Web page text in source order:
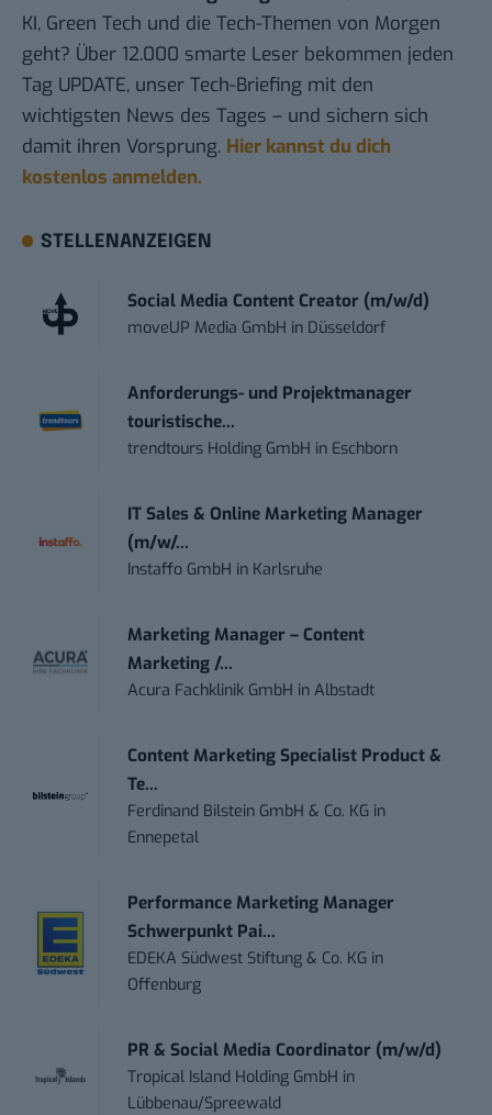
KI, Green Tech und die Tech-Themen von Morgen
geht? Über 12.000 smarte Leser bekommen jeden
Tag UPDATE, unser Tech-Briefing mit den
wichtigsten News des Tages – und sichern sich
damit ihren Vorsprung. Hier kannst du dich
kostenlos anmelden.
STELLENANZEIGEN
Social Media Content Creator (m/w/d)
moveUP Media GmbH in Düsseldorf
Anforderungs- und Projektmanager
touristische...
trendtours Holding GmbH in Eschborn
IT Sales & Online Marketing Manager
(m/w/...
Instaffo GmbH in Karlsruhe
Marketing Manager – Content
Marketing /...
Acura Fachklinik GmbH inAlbstadt
Content Marketing Specialist Product &
Te...
Ferdinand Bilstein GmbH & Co. KG in
Ennepetal
Performance Marketing Manager
Schwerpunkt Pai...
EDEKA Südwest Stiftung & Co. KG in
Offenburg
PR & Social Media Coordinator (m/w/d)
Tropical Island Holding GmbH in
Lübbenau/Spreewald